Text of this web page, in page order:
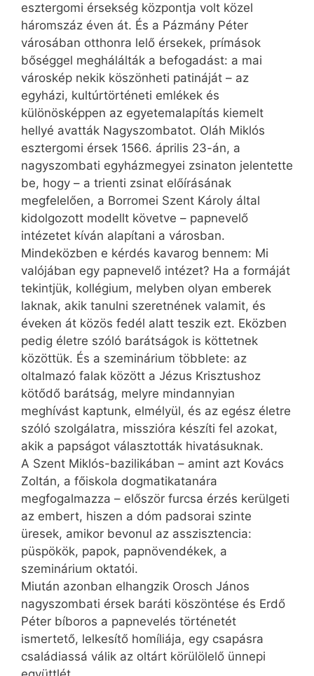
esztergomi érsekség központja volt közel
háromszáz éven át. És a Pázmány Péter
városában otthonra lelő érsekek, prímások
bőséggel meghálálták a befogadást: a mai
városkép nekik köszönheti patináját – az
egyházi, kultúrtörténeti emlékek és
különösképpen az egyetem­alapítás kiemelt
hellyé avatták Nagyszombatot. Oláh Miklós
esztergomi érsek 1566. április 23-án, a
nagyszombati egyházmegyei zsinaton jelentette
be, hogy – a trienti zsinat előírásának
megfelelően, a Borromei Szent Károly által
kidolgozott modellt követve – papnevelő
intézetet kíván alapítani a városban.
Mindeközben e kérdés kavarog bennem: Mi
valójában egy papnevelő intézet? Ha a formáját
tekintjük, kollégium, melyben olyan emberek
laknak, akik tanulni szeretnének valamit, és
éveken át közös fedél alatt teszik ezt. Eközben
pedig életre szóló barátságok is köttetnek
közöttük. És a szeminárium többlete: az
oltalmazó falak között a Jézus Krisztushoz
kötődő barátság, melyre mindannyian
meghívást kaptunk, elmélyül, és az egész életre
szóló szolgálatra, misszióra készíti fel azokat,
akik a papságot választották hivatásuknak.
A Szent Miklós-bazilikában – amint azt Kovács
Zoltán, a főiskola dogmatikatanára
megfogalmazza – először furcsa érzés kerülgeti
az embert, hiszen a dóm padsorai szinte
üresek, amikor bevonul az asszisztencia:
püspökök, papok, papnövendékek, a
szeminárium oktatói.
Miután azonban elhangzik Orosch János
nagyszombati érsek baráti köszöntése és Erdő
Péter bíboros a papnevelés történetét
ismertető, lelkesítő homíliája, egy csapásra
családiassá válik az oltárt körülölelő ünnepi